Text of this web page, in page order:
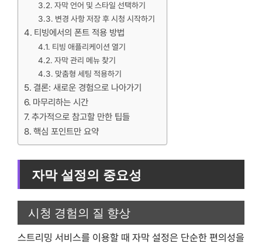
자막 언어 및 스타일 선택하기
변경 사항 저장 후 시청 시작하기
티빙에서의 폰트 적용 방법
티빙 애플리케이션 열기
자막 관리 메뉴 찾기
맞춤형 세팅 적용하기
결론: 새로운 경험으로 나아가기
마무리하는 시간
추가적으로 참고할 만한 팁들
핵심 포인트만 요약
자막 설정의 중요성
시청 경험의 질 향상
스트리밍 서비스를 이용할 때 자막 설정은 단순한 편의성을